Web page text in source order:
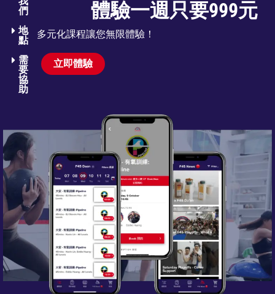
們​
地
點
需
要
協
助​
體驗一週只要999元
多元化課程讓您無限體驗！
立即體驗